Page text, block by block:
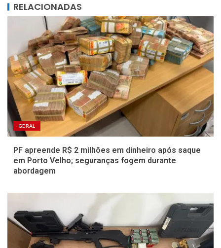
RELACIONADAS
GERAL
PF apreende R$ 2 milhões em dinheiro após saque
em Porto Velho; seguranças fogem durante
abordagem